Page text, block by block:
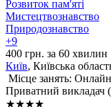
Розвиток пам'яті
Мистецтвознавство
Природознавство
+9
400 грн. за 60 хвилин
Київ, Київська
Місце занять: Онлайн
Приватний викладач
★★★★